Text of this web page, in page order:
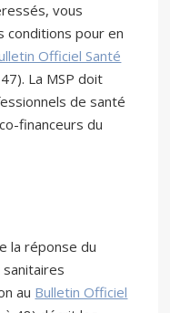
vous
conditions pour en
Officiel Santé
La MSP doit
de santé
financeurs du
la réponse du
au Bulletin Officiel